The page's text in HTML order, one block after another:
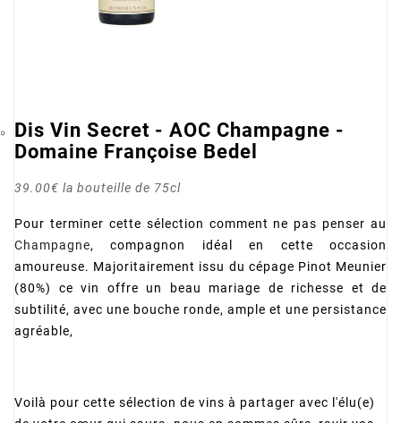
Dis Vin Secret - AOC Champagne -
Domaine Françoise Bedel
39.00€ la bouteille de 75cl
Pour terminer cette sélection comment ne pas penser au
Champagne, compagnon idéal en cette occasion
amoureuse. Majoritairement issu du cépage Pinot Meunier
(80%) ce vin offre un beau mariage de richesse et de
subtilité, avec une bouche ronde, ample et une persistance
agréable,
Voilà pour cette sélection de vins à partager avec l'élu(e)